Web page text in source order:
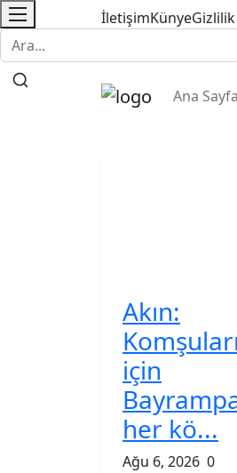
İletişimKünye
Ana Sayfa
Akın:
için
her kö...
Ağu 6, 2026 0